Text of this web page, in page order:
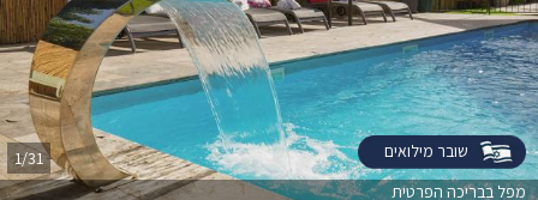
מפל בבריכה הפרטית
1/31 שובר מילואים